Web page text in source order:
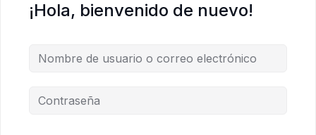
¡Hola, bienvenido de nuevo!